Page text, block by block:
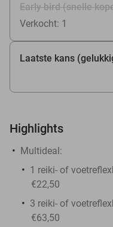
Early bird (snelle
Verkocht: 1
Laatste kans
Highlights
Multideal:
1 reiki- of
€22,50
3 reiki- of
€63,50